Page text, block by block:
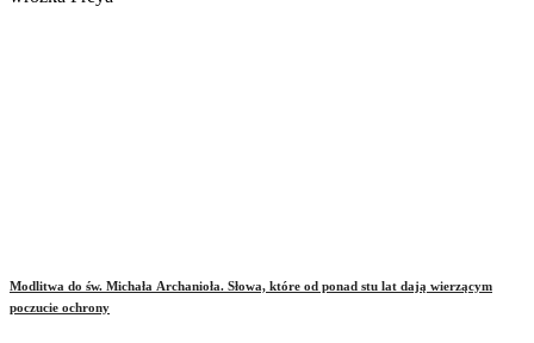
Modlitwa do św. Michała Archanioła. Słowa, które od ponad stu lat dają wierzącym
poczucie ochrony